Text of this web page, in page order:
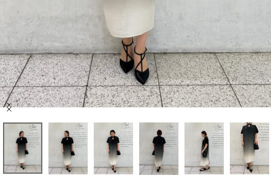
ブランド一覧
店舗検索
ご利用ガイド/ヘルプ
Item